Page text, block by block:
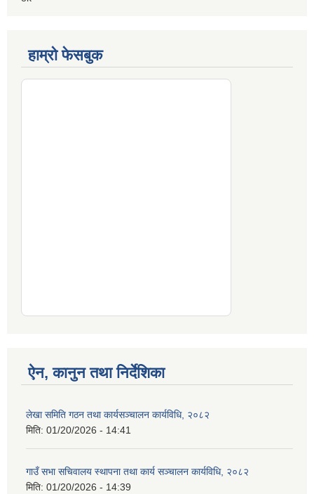
हाम्रो फेसबुक
ऐन, कानुन तथा निर्देशिका
लेखा समिति गठन तथा कार्यसञ्चालन कार्यविधि, २०८२
मिति: 01/20/2026 - 14:41
गाउँ सभा सचिवालय स्थापना तथा कार्य सञ्चालन कार्यविधि, २०८२
मिति: 01/20/2026 - 14:39